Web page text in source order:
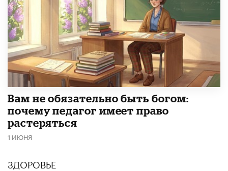
​Вам не обязательно быть богом:
почему педагог имеет право
растеряться
1 ИЮНЯ
ЗДОРОВЬЕ